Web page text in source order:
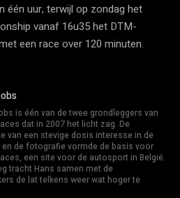
één uur, terwijl op zondag het
vanaf 16u35 het DTM-
een race over 120 minuten.
is één van de twee grondleggers van
dat in 2007 het licht zag. De
van een stevige dosis interesse in de
de fotografie vormde de basis voor
een site voor de autosport in België.
tracht Hans samen met de
de lat telkens weer wat hoger te